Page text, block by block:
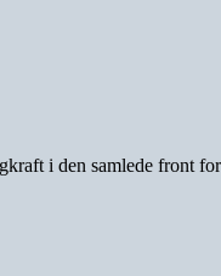
i den samlede front